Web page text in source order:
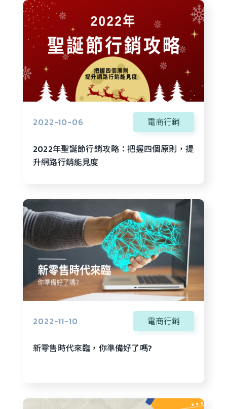
2022-10-06 電商行銷
2022年聖誕節行銷攻略：把握四個原則，提
升網路行銷能見度
2022-11-10 電商行銷
新零售時代來臨，你準備好了嗎?